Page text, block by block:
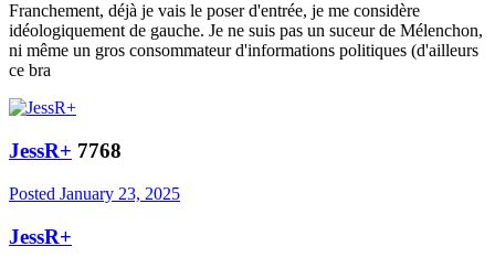
Franchement, déjà je vais le poser d'entrée, je me considère
idéologiquement de gauche. Je ne suis pas un suceur de Mélenchon,
ni même un gros consommateur d'informations politiques (d'ailleurs
ce bra
JessR+ 7768
Posted January 23, 2025
JessR+